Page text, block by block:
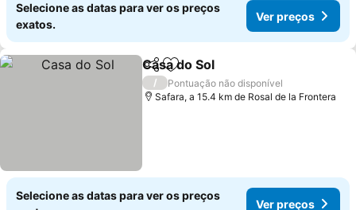
Selecione as datas para ver os preços
exatos.
Ver preços
PartilharAdicionar aos favoritos
Casa do Sol
/
Pontuação não disponível
Safara, a 15.4 km de Rosal de la Frontera
Selecione as datas para ver os preços
Ver preços